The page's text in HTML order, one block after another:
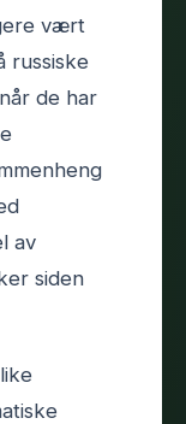
vært
russiske
de har
av
siden